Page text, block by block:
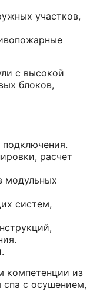
участков,
с высокой
блоков,
подключения.
расчет
модульных
систем,
компетенции из
спа с осушением,